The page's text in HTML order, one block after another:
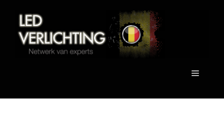
inhoud
Menu